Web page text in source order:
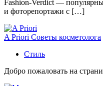
Fashion-Verdict —
и фоторепортажи с […]
A Priori Советы косметолога
Стиль
Добро пожаловать на